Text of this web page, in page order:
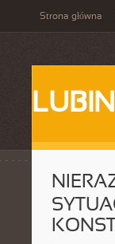
Strona główna
LUBIN